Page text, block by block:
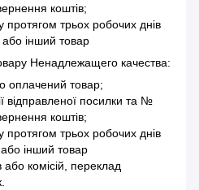
коштів;
трьох робочих днів
інший товар
Ненадлежащего качества:
оплачений товар;
відправленої посилки та №
коштів;
трьох робочих днів
інший товар
або комісій, переклад